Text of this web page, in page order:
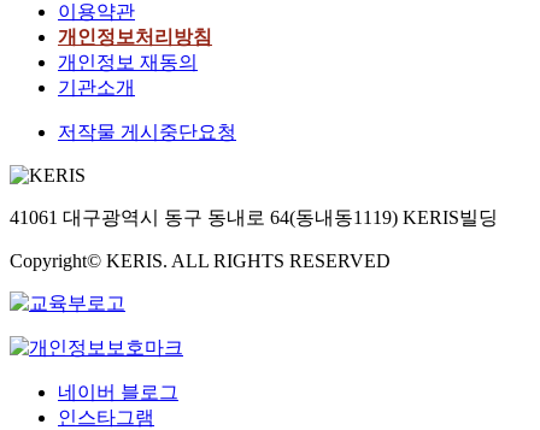
이용약관
개인정보처리방침
개인정보 재동의
기관소개
저작물 게시중단요청
41061 대구광역시 동구 동내로 64(동내동1119) KERIS빌딩
Copyright© KERIS. ALL RIGHTS RESERVED
네이버 블로그
인스타그램